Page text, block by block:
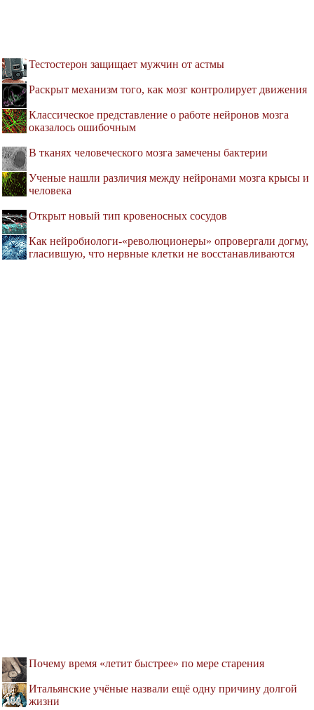
Тестостерон защищает мужчин от астмы
Раскрыт механизм того, как мозг контролирует движения
Классическое представление о работе нейронов мозга
оказалось ошибочным
В тканях человеческого мозга замечены бактерии
Ученые нашли различия между нейронами мозга крысы и
человека
Открыт новый тип кровеносных сосудов
Как нейробиологи-«революционеры» опровергали догму,
гласившую, что нервные клетки не восстанавливаются
Почему время «летит быстрее» по мере старения
Итальянские учёные назвали ещё одну причину долгой
жизни